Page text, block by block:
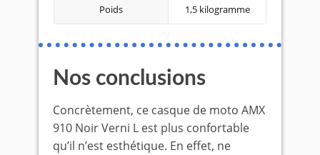
Poids 1,5 kilogramme
Nos conclusions
Concrètement, ce casque de moto AMX
910 Noir Verni L est plus confortable
qu’il n’est esthétique. En effet, ne